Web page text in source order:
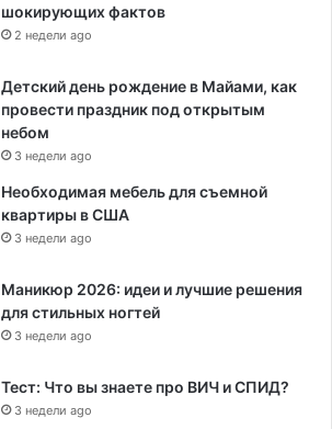
шокирующих фактов
2 недели ago
Детский день рождение в Майами, как
провести праздник под открытым
небом
3 недели ago
Необходимая мебель для съемной
квартиры в США
3 недели ago
Маникюр 2026: идеи и лучшие решения
для стильных ногтей
3 недели ago
Тест: Что вы знаете про ВИЧ и СПИД?
3 недели ago